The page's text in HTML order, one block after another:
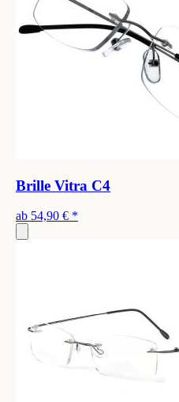
Brille Vitra C4
ab 54,90 € *